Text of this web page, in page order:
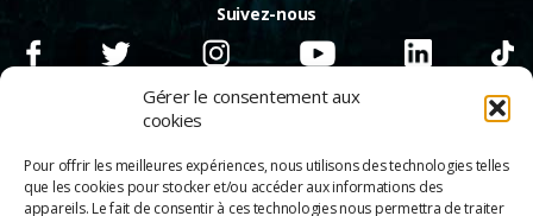
Gérer le consentement aux
cookies
Pour offrir les meilleures expériences, nous utilisons des technologies telles
que les cookies pour stocker et/ou accéder aux informations des
appareils. Le fait de consentir à ces technologies nous permettra de traiter
Suivez-nous